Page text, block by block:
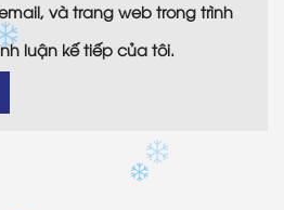
và trang web trong trình
luận kế tiếp của tôi.